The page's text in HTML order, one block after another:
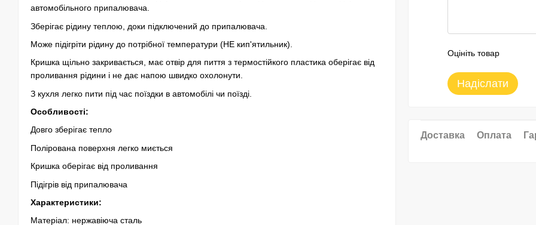
автомобільного припалювача.
Зберігає рідину теплою, доки підключений до припалювача.
Може підігріти рідину до потрібної температури (НЕ кип'ятильник).
Кришка щільно закривається, має отвір для пиття з термостійкого пластика оберігає від
проливання рідини і не дає напою швидко охолонути.
З кухля легко пити під час поїздки в автомобілі чи поїзді.
Особливості:
Довго зберігає тепло
Полірована поверхня легко миється
Кришка оберігає від проливання
Підігрів від припалювача
Характеристики:
Матеріал: нержавіюча сталь
Оцініть товар
Надіслати
Доставка Оплата